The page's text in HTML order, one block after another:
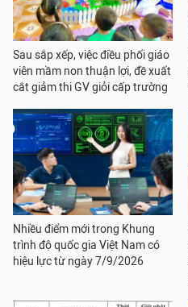
Sau sắp xếp, việc điều phối giáo
viên mầm non thuận lợi, đề xuất
cắt giảm thi GV giỏi cấp trường
Nhiều điểm mới trong Khung
trình độ quốc gia Việt Nam có
hiệu lực từ ngày 7/9/2026